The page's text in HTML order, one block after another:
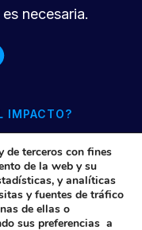
necesaria.
IMPACTO?
de impacto
de terceros con fines
de la web y su
y analíticas
y fuentes de tráfico
de ellas o
sus preferencias a